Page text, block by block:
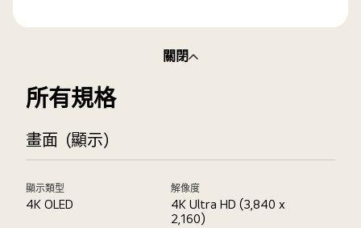
關閉
所有規格
畫面（顯示）
顯示類型
4K OLED
解像度
4K Ultra HD (3,840 x
2,160)